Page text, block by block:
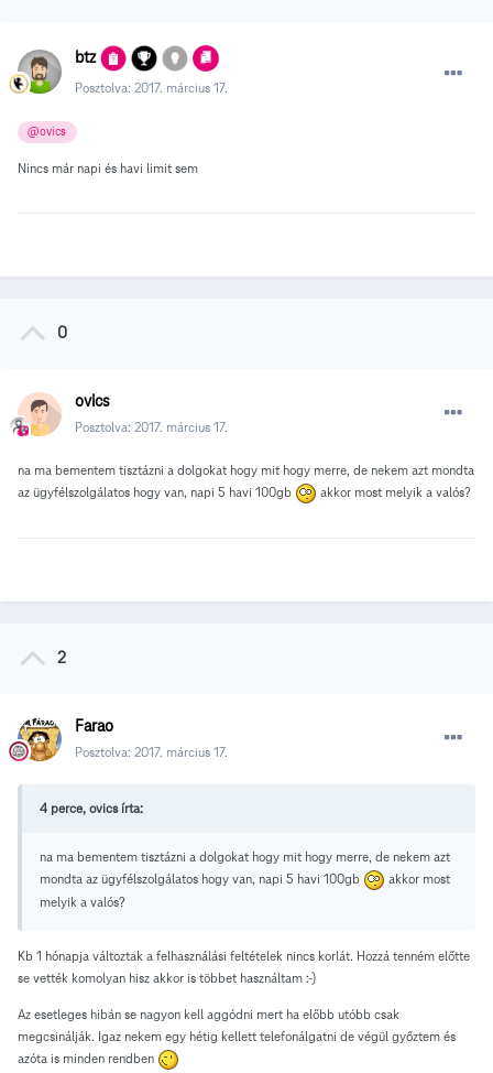
btz
Posztolva: 2017. március 17.
@ovics
Nincs már napi és havi limit sem
0
ovics
Posztolva: 2017. március 17.
na ma bementem tisztázni a dolgokat hogy mit hogy merre, de nekem azt mondta
az ügyfélszolgálatos hogy van, napi 5 havi 100gb
akkor most melyik a valós?
2
Farao
Posztolva: 2017. március 17.
4 perce, ovics írta:
na ma bementem tisztázni a dolgokat hogy mit hogy merre, de nekem azt
mondta az ügyfélszolgálatos hogy van, napi 5 havi 100gb
akkor most
melyik a valós?
Kb 1 hónapja változtak a felhasználási feltételek nincs korlát. Hozzá tenném előtte
se vették komolyan hisz akkor is többet használtam :-)
Az esetleges hibán se nagyon kell aggódni mert ha előbb utóbb csak
megcsinálják. Igaz nekem egy hétig kellett telefonálgatni de végül győztem és
azóta is minden rendben